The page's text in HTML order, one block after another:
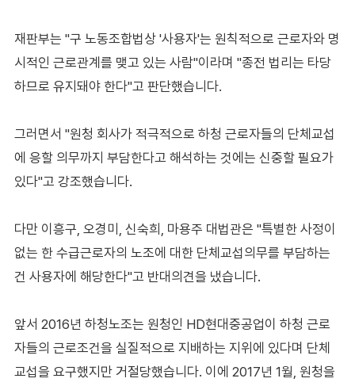
재판부는 "구 노동조합법상 '사용자'는 원칙적으로 근로자와 명
시적인 근로관계를 맺고 있는 사람"이라며 "종전 법리는 타당
하므로 유지돼야 한다"고 판단했습니다.
그러면서 "원청 회사가 적극적으로 하청 근로자들의 단체교섭
에 응할 의무까지 부담한다고 해석하는 것에는 신중할 필요가
있다"고 강조했습니다.
다만 이흥구, 오경미, 신숙희, 마용주 대법관은 "특별한 사정이
없는 한 수급근로자의 노조에 대한 단체교섭의무를 부담하는
건 사용자에 해당한다"고 반대의견을 냈습니다.
앞서 2016년 하청노조는 원청인 HD현대중공업이 하청 근로
자들의 근로조건을 실질적으로 지배하는 지위에 있다며 단체
교섭을 요구했지만 거절당했습니다. 이에 2017년 1월, 원청을